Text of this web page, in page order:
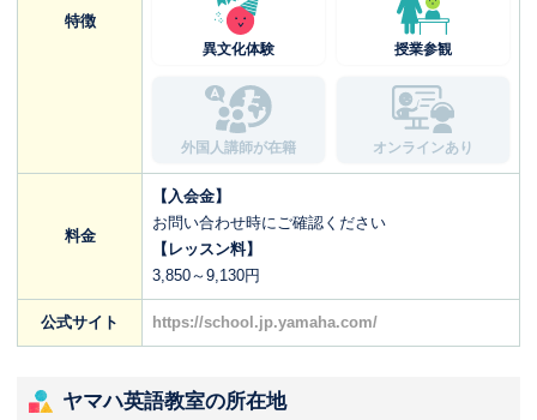
特徴
異文化体験 授業参観
外国人講師が在籍 オンラインあり
料金
【入会金】
お問い合わせ時にご確認ください
【レッスン料】
3,850～9,130円
公式サイト https://school.jp.yamaha.com/
ヤマハ英語教室の所在地